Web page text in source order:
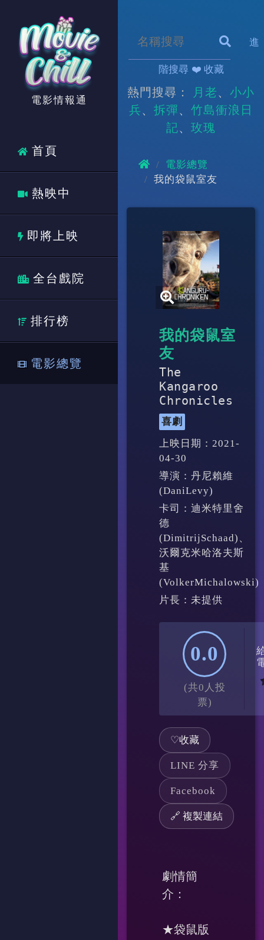
電影情報通
首頁
熱映中
即將上映
全台戲院
排行榜
電影總覽
進
階搜尋 ❤️ 收藏
熱門搜尋： 月老
小小
兵
拆彈
竹島衝浪日
記
玫瑰
電影總覽
我的袋鼠室友
我的袋鼠室
友
The
Kangaroo
Chronicles
喜劇
上映日期：2021-
04-30
導演：丹尼賴維
(DaniLevy)
卡司：迪米特里舍
德
(DimitrijSchaad)、
沃爾克米哈洛夫斯
基
(VolkerMichalowski)
片長：未提供
0.0
(共0人投
票)
♡收藏
LINE 分享
Facebook
🔗 複製連結
劇情簡
介：
★袋鼠版